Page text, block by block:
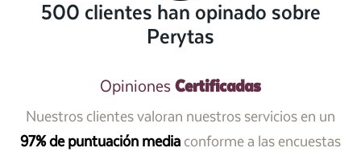
500 clientes han opinado sobre
Perytas
Opiniones Certificadas
Nuestros clientes valoran nuestros servicios en un
97% de puntuación mediaconforme a las encuestas